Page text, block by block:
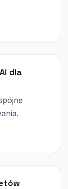
dla